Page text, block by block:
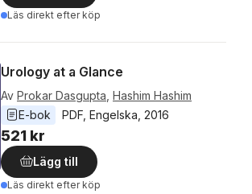
Läs direkt efter köp
Urology at a Glance
Av Prokar Dasgupta Hashim Hashim
E-bok
PDF Engelska 2016
521 kr
Lägg till
Läs direkt efter köp